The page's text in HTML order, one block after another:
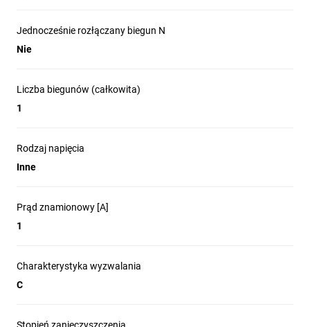
Jednocześnie rozłączany biegun N
Nie
Liczba biegunów (całkowita)
1
Rodzaj napięcia
Inne
Prąd znamionowy [A]
1
Charakterystyka wyzwalania
C